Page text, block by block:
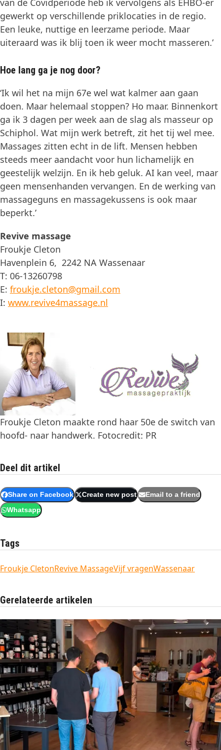
van de Covidperiode heb ik vervolgens als EHBO-er
gewerkt op verschillende priklocaties in de regio.
Een leuke, nuttige en leerzame periode. Maar
uiteraard was ik blij toen ik weer mocht masseren.’
Hoe lang ga je nog door?
‘Ik wil het na mijn 67e wel wat kalmer aan gaan
doen. Maar helemaal stoppen? Ho maar. Binnenkort
ga ik 3 dagen per week aan de slag als masseur op
Schiphol. Wat mijn werk betreft, zit het tij wel mee.
Massages zitten echt in de lift. Mensen hebben
steeds meer aandacht voor hun lichamelijk en
geestelijk welzijn. En ik heb geluk. AI kan veel, maar
geen mensenhanden vervangen. En de werking van
massageguns en massagekussens is ook maar
beperkt.’
Revive massage
Froukje Cleton
Havenplein 6, 2242 NA Wassenaar
T: 06-13260798
E: froukje.cleton@gmail.com
I: www.revive4massage.nl
Froukje Cleton maakte rond haar 50e de switch van
hoofd- naar handwerk. Fotocredit: PR
Deel dit artikel
Share on Facebook Create new post Email to a friend
Whatsapp
Tags
Froukje CletonRevive MassageVijf vragenWassenaar
Gerelateerde artikelen